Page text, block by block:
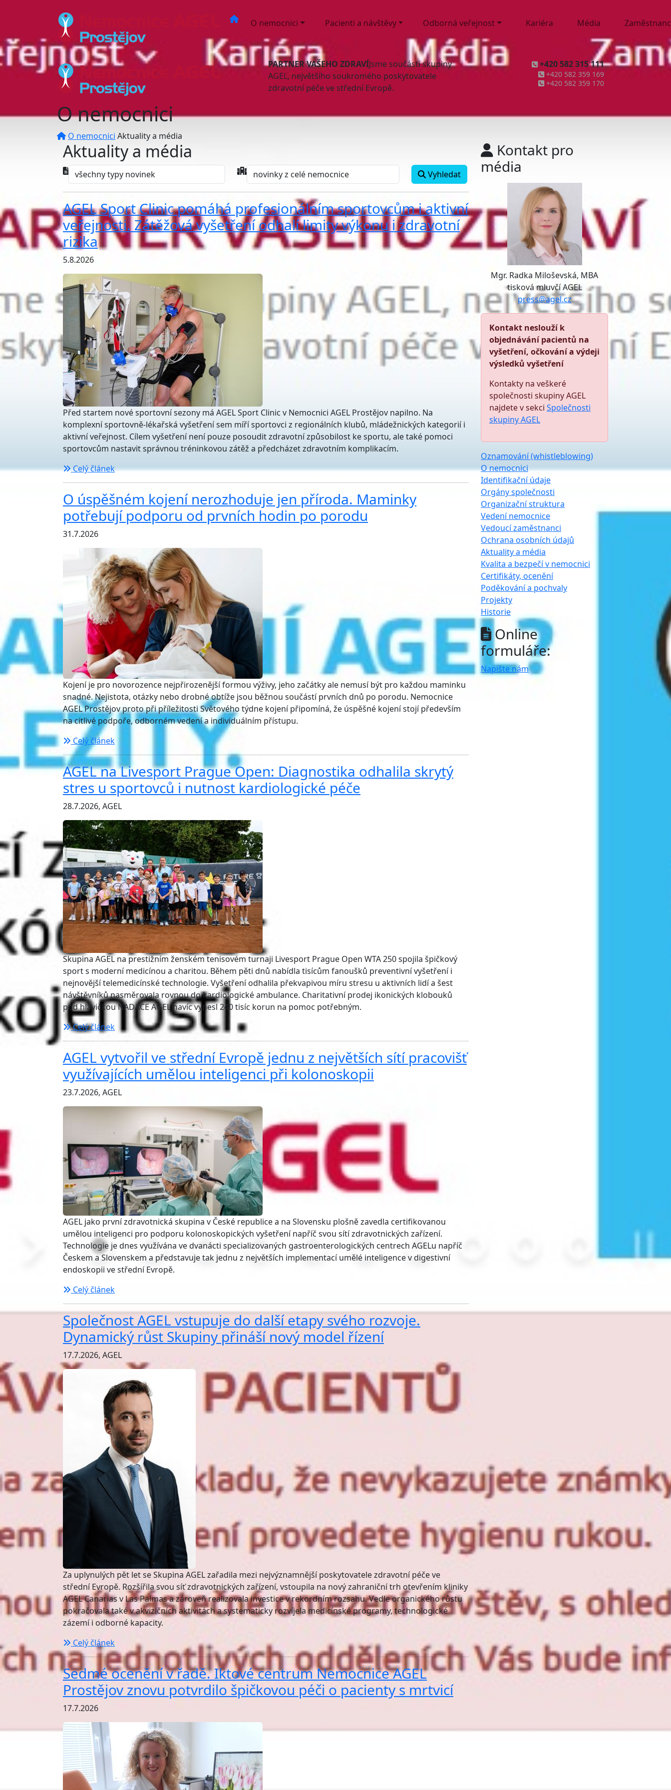
O nemocnici Pacienti a návštěvy Odborná veřejnost Kariéra Média
PARTNER VAŠEHO ZDRAVÍJsme součástí skupiny
AGEL, největšího soukromého poskytovatele
zdravotní péče ve střední Evropě.
+420 582 315 111
+420 582 359 169
+420 582 359 170
O nemocnici
O nemocnici Aktuality a média
Aktuality a média
Vyhledat
AGEL Sport Clinic pomáhá profesionálním sportovcům i aktivní
veřejnosti. Zátěžová vyšetření odhalí limity výkonu i zdravotní
rizika
5.8.2026
Před startem nové sportovní sezony má AGEL Sport Clinic v Nemocnici AGEL Prostějov napilno. Na
komplexní sportovně-lékařská vyšetření sem míří sportovci z regionálních klubů, mládežnických kategorií i
aktivní veřejnost. Cílem vyšetření není pouze posoudit zdravotní způsobilost ke sportu, ale také pomoci
sportovcům nastavit správnou tréninkovou zátěž a předcházet zdravotním komplikacím.
Celý článek
O úspěšném kojení nerozhoduje jen příroda. Maminky
potřebují podporu od prvních hodin po porodu
31.7.2026
Kojení je pro novorozence nejpřirozenější formou výživy, jeho začátky ale nemusí být pro každou maminku
snadné. Nejistota, otázky nebo drobné obtíže jsou běžnou součástí prvních dnů po porodu. Nemocnice
AGEL Prostějov proto při příležitosti Světového týdne kojení připomíná, že úspěšné kojení stojí především
na citlivé podpoře, odborném vedení a individuálním přístupu.
Celý článek
AGEL na Livesport Prague Open: Diagnostika odhalila skrytý
stres u sportovců i nutnost kardiologické péče
28.7.2026, AGEL
Skupina AGEL na prestižním ženském tenisovém turnaji Livesport Prague Open WTA 250 spojila špičkový
sport s moderní medicínou a charitou. Během pěti dnů nabídla tisícům fanoušků preventivní vyšetření i
nejnovější telemedicínské technologie. Vyšetření odhalila překvapivou míru stresu u aktivních lidí a šest
návštěvníků nasměrovala rovnou do kardiologické ambulance. Charitativní prodej ikonických klobouků
pod hlavičkou NADACE AGEL navíc vynesl 240 tisíc korun na pomoc potřebným.
Celý článek
AGEL vytvořil ve střední Evropě jednu z největších sítí pracovišť
využívajících umělou inteligenci při kolonoskopii
23.7.2026, AGEL
AGEL jako první zdravotnická skupina v České republice a na Slovensku plošně zavedla certifikovanou
umělou inteligenci pro podporu kolonoskopických vyšetření napříč svou sítí zdravotnických zařízení.
Technologie je dnes využívána ve dvanácti specializovaných gastroenterologických centrech AGELu napříč
Českem a Slovenskem a představuje tak jednu z největších implementací umělé inteligence v digestivní
endoskopii ve střední Evropě.
Celý článek
Společnost AGEL vstupuje do další etapy svého rozvoje.
Dynamický růst Skupiny přináší nový model řízení
17.7.2026, AGEL
Za uplynulých pět let se Skupina AGEL zařadila mezi nejvýznamnější poskytovatele zdravotní péče ve
střední Evropě. Rozšířila svou síť zdravotnických zařízení, vstoupila na nový zahraniční trh otevřením kliniky
AGEL Canarias v Las Palmas a zároveň realizovala investice v rekordním rozsahu. Vedle organického růstu
pokračovala také v akvizičních aktivitách a systematicky rozvíjela medicínské programy, technologické
zázemí i odborné kapacity.
Celý článek
Sedmé ocenění v řadě. Iktové centrum Nemocnice AGEL
Prostějov znovu potvrdilo špičkovou péči o pacienty s mrtvicí
17.7.2026
Kontakt pro
média
Mgr. Radka Miloševská, MBA
tisková mluvčí AGEL
press@agel.cz
Kontakt neslouží k
objednávání pacientů na
vyšetření, očkování a výdeji
výsledků vyšetření
Kontakty na veškeré
společnosti skupiny AGEL
najdete v sekci Společnosti
skupiny AGEL
Oznamování (whistleblowing)
O nemocnici
Identifikační údaje
Orgány společnosti
Organizační struktura
Vedení nemocnice
Vedoucí zaměstnanci
Ochrana osobních údajů
Aktuality a média
Kvalita a bezpečí v nemocnici
Certifikáty, ocenění
Poděkování a pochvaly
Projekty
Historie
Online
formuláře:
Napište nám